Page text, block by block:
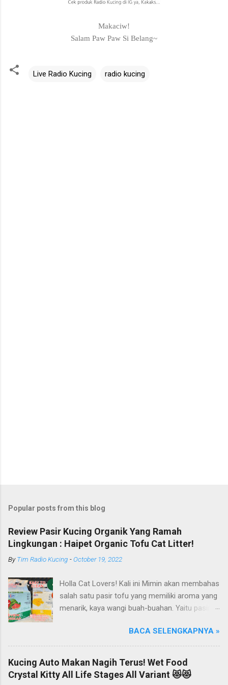
Makaciw!
Salam Paw Paw Si Belang~
Live Radio Kucing radio kucing
Popular posts from this blog
Review Pasir Kucing Organik Yang Ramah
Lingkungan : Haipet Organic Tofu Cat Litter!
ByTim Radio Kucing -October 19, 2022
Holla Cat Lovers! Kali ini Mimin akan membahas
salah satu pasir tofu yang memiliki aroma yang
menarik, kaya wangi buah-buahan. Yaitu pasir
Haipet merupakan salah satu merk produk
kucing yang diproduksi oleh PT. Arthacat Tirta
Surya, Indonesia. Perusahaan ini bergerak di
bidang produk perlengkapan kucing, seperti Cat
Tree Furniture, Cat Accessories, Cat Food, Cat
BACA SELENGKAPNYA »
Kucing Auto Makan Nagih Terus! Wet Food
Crystal Kitty All Life Stages All Variant 😻😻